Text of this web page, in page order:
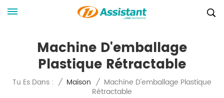
Machine D'emballage
Plastique Rétractable
Tu Es Dans : / Maison / Machine D'emballage Plastique
Rétractable